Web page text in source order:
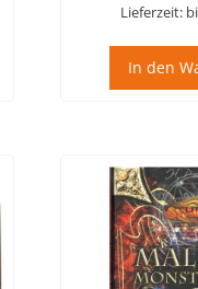
Lieferzeit:
In den